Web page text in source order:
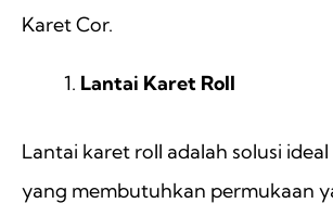
Karet Cor.
Lantai Karet Roll
Lantai karet roll adalah solusi
yang membutuhkan permukaan